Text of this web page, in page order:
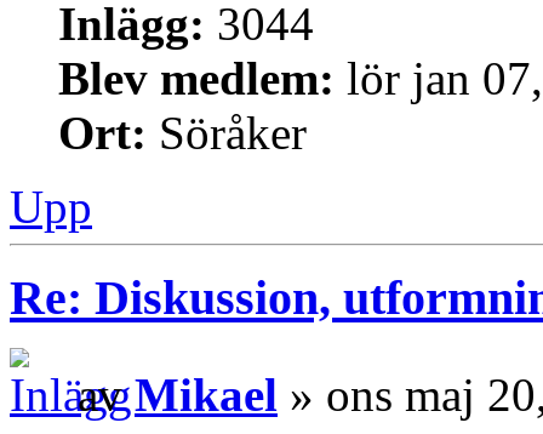
Inlägg: 3044
Blev medlem: lör jan
Ort: Söråker
Upp
Re: Diskussion,
avMikael » ons maj